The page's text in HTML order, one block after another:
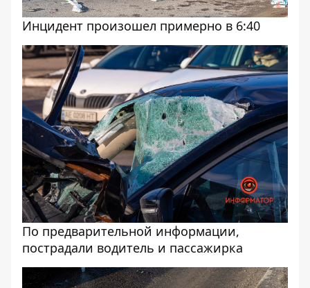
Инцидент произошел примерно в 6:40
По предварительной информации,
пострадали водитель и пассажирка